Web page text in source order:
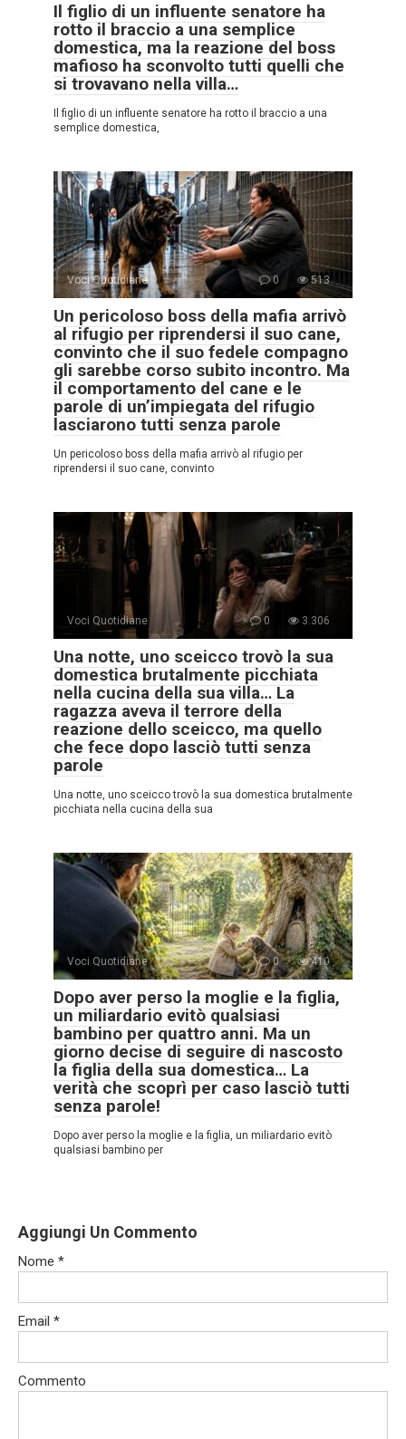
Il figlio di un influente senatore ha
rotto il braccio a una semplice
domestica, ma la reazione del boss
mafioso ha sconvolto tutti quelli che
si trovavano nella villa…
Il figlio di un influente senatore ha rotto il braccio a una
semplice domestica,
Voci Quotidiane 0 513
Un pericoloso boss della mafia arrivò
al rifugio per riprendersi il suo cane,
convinto che il suo fedele compagno
gli sarebbe corso subito incontro. Ma
il comportamento del cane e le
parole di un’impiegata del rifugio
lasciarono tutti senza parole
Un pericoloso boss della mafia arrivò al rifugio per
riprendersi il suo cane, convinto
Voci Quotidiane 0 3.306
Una notte, uno sceicco trovò la sua
domestica brutalmente picchiata
nella cucina della sua villa… La
ragazza aveva il terrore della
reazione dello sceicco, ma quello
che fece dopo lasciò tutti senza
parole
Una notte, uno sceicco trovò la sua domestica brutalmente
picchiata nella cucina della sua
Voci Quotidiane 0 410
Dopo aver perso la moglie e la figlia,
un miliardario evitò qualsiasi
bambino per quattro anni. Ma un
giorno decise di seguire di nascosto
la figlia della sua domestica… La
verità che scoprì per caso lasciò tutti
senza parole!
Dopo aver perso la moglie e la figlia, un miliardario evitò
qualsiasi bambino per
Aggiungi Un Commento
Nome *
Email *
Commento